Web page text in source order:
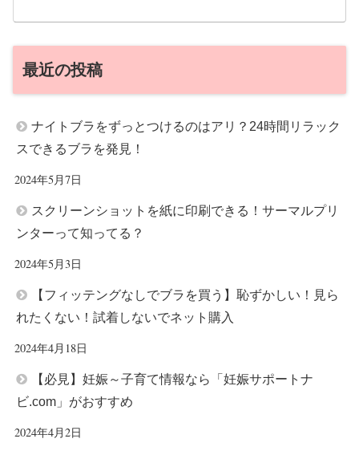
最近の投稿
ナイトブラをずっとつけるのはアリ？24時間リラック
スできるブラを発見！
2024年5月7日
スクリーンショットを紙に印刷できる！サーマルプリ
ンターって知ってる？
2024年5月3日
【フィッテングなしでブラを買う】恥ずかしい！見ら
れたくない！試着しないでネット購入
2024年4月18日
【必見】妊娠～子育て情報なら「妊娠サポートナ
ビ.com」がおすすめ
2024年4月2日